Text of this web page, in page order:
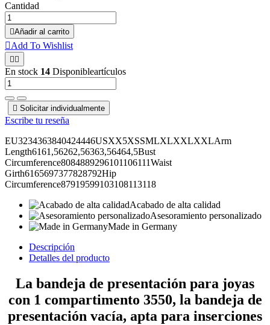
Cantidad
Añadir al carrito
Add To Wishlist
 
En stock 14 Disponibleartículos
 Solicitar individualmente
Escribe tu reseña
EU3234363840424446USXX5XSSMLXLXXLXXLArm
Length6161,56262,56363,56464,5Bust
Circumference8084889296101106111Waist
Girth6165697377828792Hip
Circumference87919599103108113118
Acabado de alta calidad
Asesoramiento personalizado
Made in Germany
Descripción
Detalles del producto
La bandeja de presentación para joyas
con 1 compartimento 3550, la bandeja de
presentación vacía, apta para inserciones